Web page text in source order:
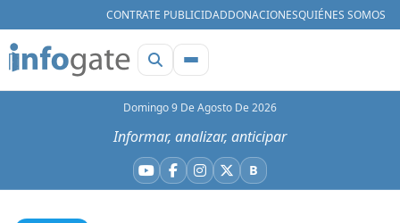
CONTRATE PUBLICIDADDONACIONESQUIÉNES SOMOS
Domingo 9 De Agosto De 2026
Informar, analizar, anticipar
YouTube
Facebook
Instagram
X BBluesky